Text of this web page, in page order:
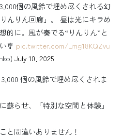
個の風鈴で埋め尽くされる幻
んりん回廊」。 昼は光にキラめ
的に。風が奏でる“りんりん”と
🎐 pic.twitter.com/Lmg18KQZvu
July 10, 2025
個の風鈴で埋め尽くされま
蘇らせ、「特別な空間と体験」
と間違いありません！